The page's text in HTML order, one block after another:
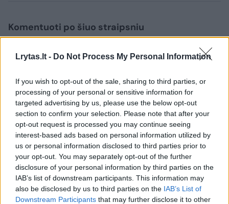
Lrytas.lt - Do Not Process My Personal Information
If you wish to opt-out of the sale, sharing to third parties, or
processing of your personal or sensitive information for
targeted advertising by us, please use the below opt-out
section to confirm your selection. Please note that after your
opt-out request is processed you may continue seeing
interest-based ads based on personal information utilized by
us or personal information disclosed to third parties prior to
your opt-out. You may separately opt-out of the further
disclosure of your personal information by third parties on the
IAB’s list of downstream participants. This information may
also be disclosed by us to third parties on the IAB’s List of
Downstream Participants that may further disclose it to other
Komentuoti po šiuo straipsniu
Komentuoti gali tik Lrytas registruoti vartotojai.
bendruomenės ir bendraukite komentaruose!
Rodyti komentarus
Prisijungti komentatoriams